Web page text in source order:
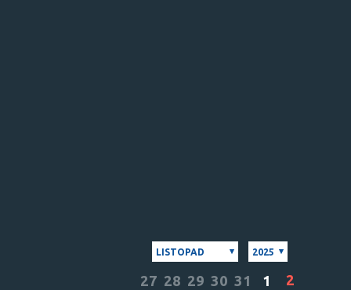
LISTOPAD 2025
27 28 29 30 31 1
2